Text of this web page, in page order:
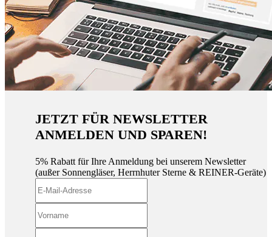
JETZT FÜR NEWSLETTER
ANMELDEN UND SPAREN!
5% Rabatt für Ihre Anmeldung bei unserem Newsletter
(außer Sonnengläser, Herrnhuter Sterne & REINER-Geräte)